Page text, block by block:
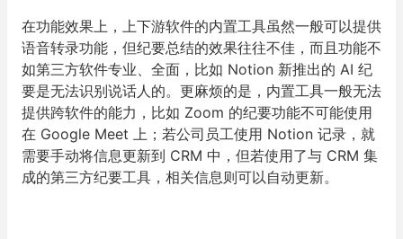
在功能效果上，上下游软件的内置工具虽然一般可以提供
语音转录功能，但纪要总结的效果往往不佳，而且功能不
如第三方软件专业、全面， 比如 Notion 新推出的 AI 纪
要是无法识别说话人的。更麻烦的是，内置工具一般无法
提供跨软件的能力，比如 Zoom 的纪要功能不可能使用
在 Google Meet 上；若公司员工使用 Notion 记录，就
需要手动将信息更新到 CRM 中，但若使用了与 CRM 集
成的第三方纪要工具，相关信息则可以自动更新。